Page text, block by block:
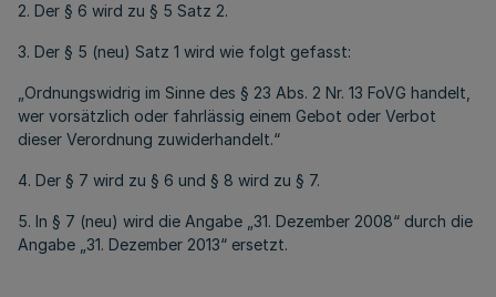
2. Der § 6 wird zu § 5 Satz 2.
3. Der § 5 (neu) Satz 1 wird wie folgt gefasst:
„Ordnungswidrig im Sinne des § 23 Abs. 2 Nr. 13 FoVG handelt,
wer vorsätzlich oder fahrlässig einem Gebot oder Verbot
dieser Verordnung zuwiderhandelt.“
4. Der § 7 wird zu § 6 und § 8 wird zu § 7.
5. In § 7 (neu) wird die Angabe „31. Dezember 2008“ durch die
Angabe „31. Dezember 2013“ ersetzt.